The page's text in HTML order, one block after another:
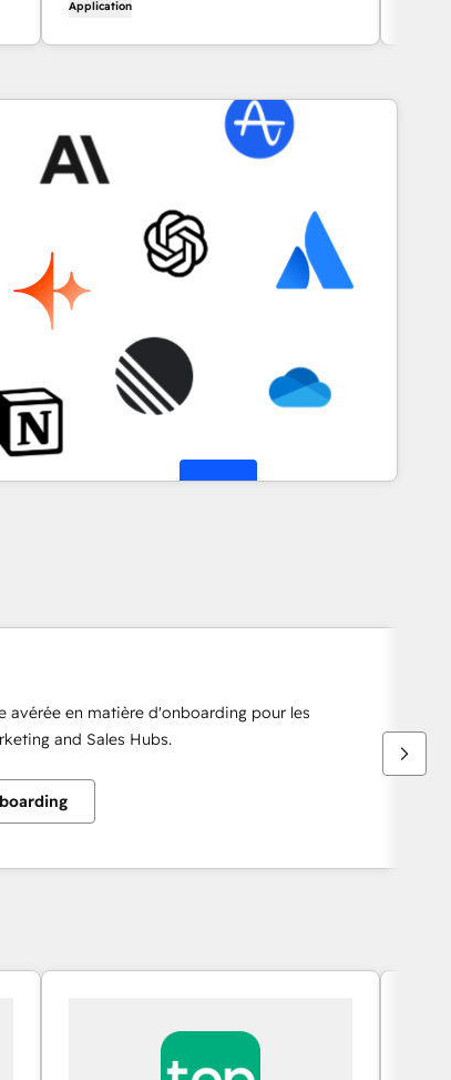
Application
avérée en matière d'onboarding pour les
and Sales Hubs.